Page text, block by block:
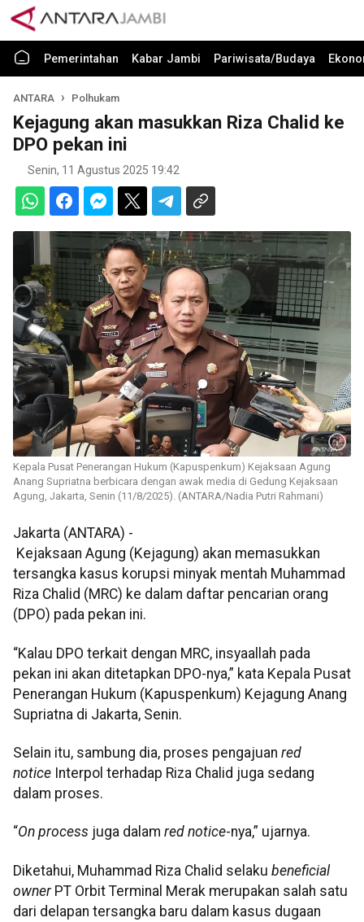
Pemerintahan Kabar Jambi Pariwisata/Budaya
ANTARA Polhukam
Kejagung akan masukkan Riza Chalid ke
DPO pekan ini
Senin, 11 Agustus 2025 19:42
Kepala Pusat Penerangan Hukum (Kapuspenkum) Kejaksaan Agung
Anang Supriatna berbicara dengan awak media di Gedung Kejaksaan
Agung, Jakarta, Senin (11/8/2025). (ANTARA/Nadia Putri Rahmani)
Jakarta (ANTARA) -
Kejaksaan Agung (Kejagung) akan memasukkan
tersangka kasus korupsi minyak mentah Muhammad
Riza Chalid (MRC) ke dalam daftar pencarian orang
(DPO) pada pekan ini.
“Kalau DPO terkait dengan MRC, insyaallah pada
pekan ini akan ditetapkan DPO-nya,” kata Kepala Pusat
Penerangan Hukum (Kapuspenkum) Kejagung Anang
Supriatna di Jakarta, Senin.
Selain itu, sambung dia, proses pengajuan red
notice Interpol terhadap Riza Chalid juga sedang
dalam proses.
“On process juga dalam red notice-nya,” ujarnya.
Diketahui, Muhammad Riza Chalid selaku beneficial
ownerPT Orbit Terminal Merak merupakan salah satu
dari delapan tersangka baru dalam kasus dugaan